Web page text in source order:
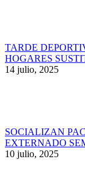
TARDE
HOGARES
14 julio, 2025
SOCIALIZAN
EXTERNADO
10 julio, 2025